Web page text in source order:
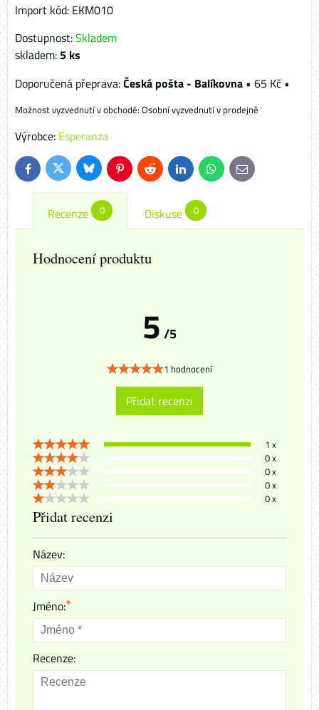
Import kód: EKM010
Dostupnost:Skladem
skladem:5 ks
Česká pošta - Balíkovna • 65 Kč •
Osobní vyzvednutí v prodejně
Výrobce: Esperanza
FacebookTwitterBlueskyPinterestReddit LinkedInWhatsApp
E-
mail
Recenze 0 Diskuse 0
Hodnocení produktu
5 /5
1 hodnocení
Přidat recenzi
1 x
0 x
0 x
0 x
0 x
Přidat recenzi
Název:
Jméno:*
Recenze: